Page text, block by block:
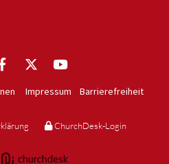
Impressum Barrierefreiheit
ChurchDesk-Login